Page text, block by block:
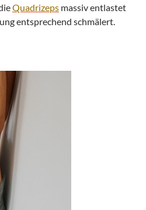
Quadrizeps massiv entlastet
entsprechend schmälert.